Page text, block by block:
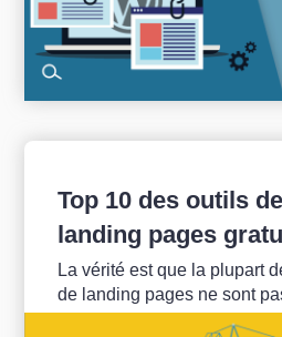
Top 10 des outils
landing pages
La vérité est que la plupart
de landing pages ne sont